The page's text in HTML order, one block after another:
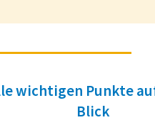
wichtigen Punkte
Blick